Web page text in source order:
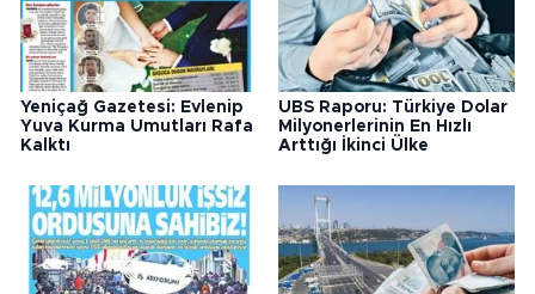
Yeniçağ Gazetesi: Evlenip
Yuva Kurma Umutları Rafa
Kalktı
UBS Raporu: Türkiye Dolar
Milyonerlerinin En Hızlı
Arttığı İkinci Ülke